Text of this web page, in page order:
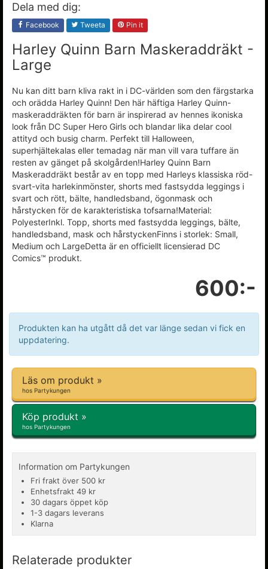
Dela med dig:
Facebook Tweeta Pin it
Harley Quinn Barn Maskeraddräkt -
Large
Nu kan ditt barn kliva rakt in i DC-världen som den färgstarka
och orädda Harley Quinn! Den här häftiga Harley Quinn-
maskeraddräkten för barn är inspirerad av hennes ikoniska
look från DC Super Hero Girls och blandar lika delar cool
attityd och busig charm. Perfekt till Halloween,
superhjältekalas eller temadag när man vill vara tuffare än
resten av gänget på skolgården!Harley Quinn Barn
Maskeraddräkt består av en topp med Harleys klassiska röd-
svart-vita harlekinmönster, shorts med fastsydda leggings i
svart och rött, bälte, handledsband, ögonmask och
hårstycken för de karakteristiska tofsarna!Material:
PolyesterInkl. Topp, shorts med fastsydda leggings, bälte,
handledsband, mask och hårstyckenFinns i storlek: Small,
Medium och LargeDetta är en officiellt licensierad DC
Comics™ produkt.
600:-
Produkten kan ha utgått då det var länge sedan vi fick en
uppdatering.
Läs om produkt »
hos Partykungen
Köp produkt »
hos Partykungen
Information om Partykungen
Fri frakt över 500 kr
Enhetsfrakt 49 kr
30 dagars öppet köp
1-3 dagars leverans
Klarna
Relaterade produkter